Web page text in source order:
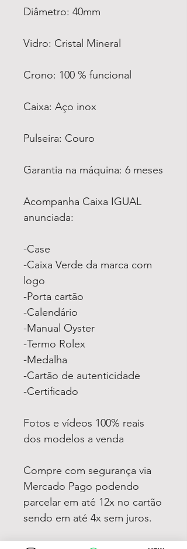
Diâmetro: 40mm
Vidro: Cristal Mineral
Crono: 100 % funcional
Caixa: Aço inox
Pulseira: Couro
Garantia na máquina: 6 meses
Acompanha Caixa IGUAL
anunciada:
-Case
-Caixa Verde da marca com
logo
-Porta cartão
-Calendário
-Manual Oyster
-Termo Rolex
-Medalha
-Cartão de autenticidade
-Certificado
Fotos e vídeos 100% reais
dos modelos a venda
Compre com segurança via
Mercado Pago podendo
parcelar em até 12x no cartão
sendo em até 4x sem juros.